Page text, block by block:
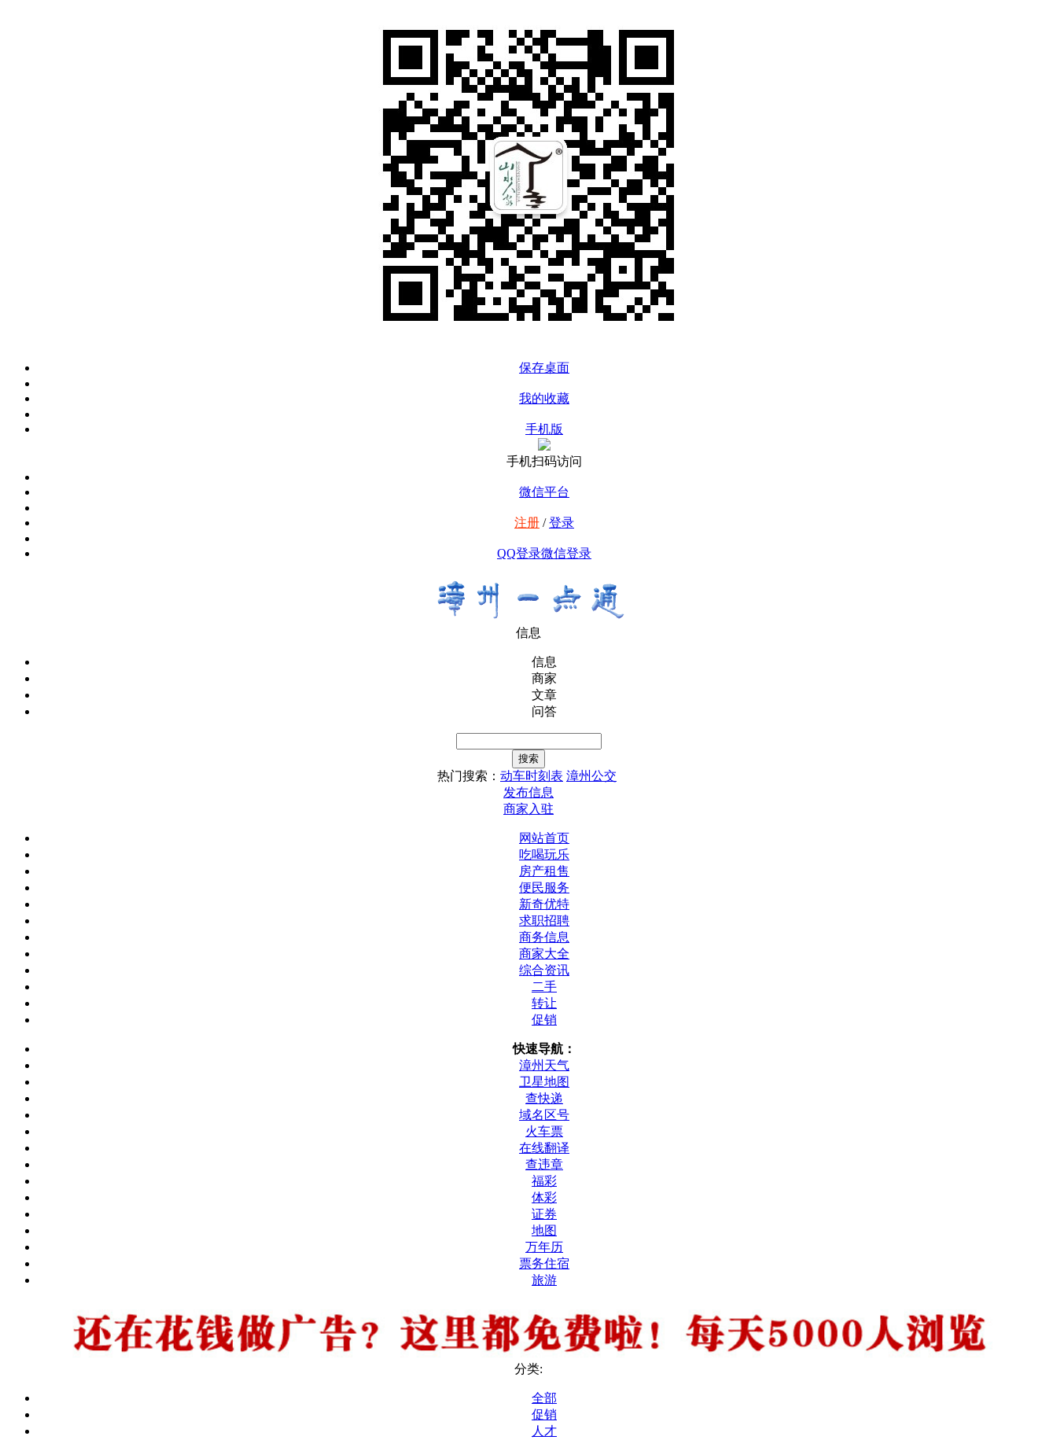
保存桌面
我的收藏
手机版
手机扫码访问
微信平台
注册 /登录
QQ登录微信登录
信息
信息
商家
文章
问答
热门搜索： 动车时刻表 漳州公交
发布信息
商家入驻
网站首页
吃喝玩乐
房产租售
便民服务
新奇优特
求职招聘
商务信息
商家大全
综合资讯
二手
转让
促销
快速导航：
漳州天气
卫星地图
查快递
域名区号
火车票
在线翻译
查违章
福彩
体彩
证券
地图
万年历
票务住宿
旅游
分类:
全部
促销
人才